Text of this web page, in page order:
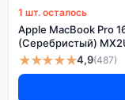
1 шт. осталось
Apple MacBook Pro
(Серебристый)
★★★★★4,9(487)